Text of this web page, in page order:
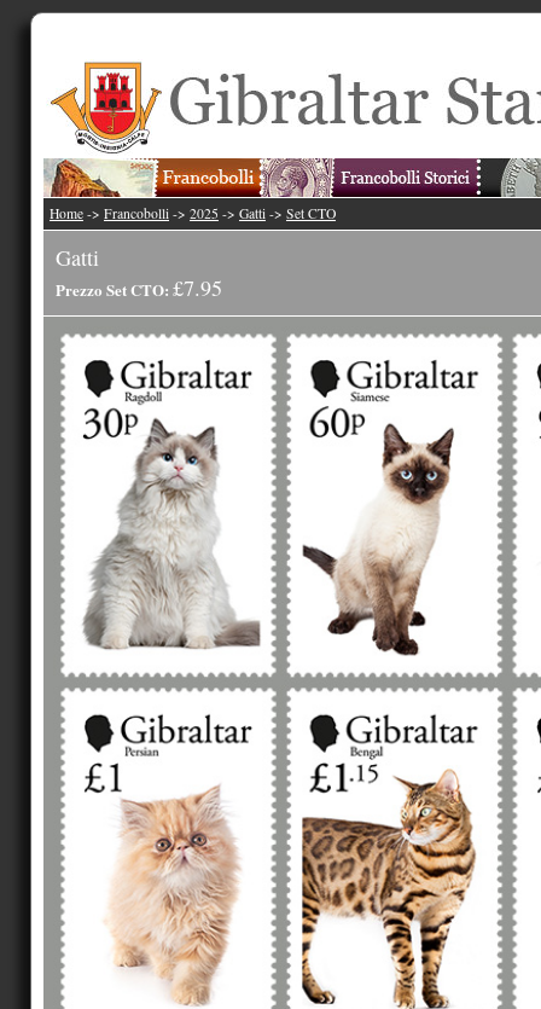
Home -> Francobolli -> 2025 -> Gatti -> Set CTO
Gatti
Prezzo Set CTO: £7.95